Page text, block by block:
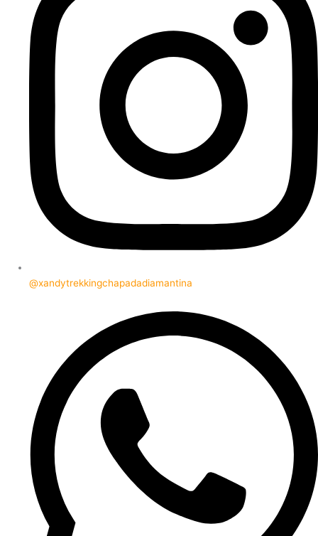
@xandytrekkingchapadadiamantina